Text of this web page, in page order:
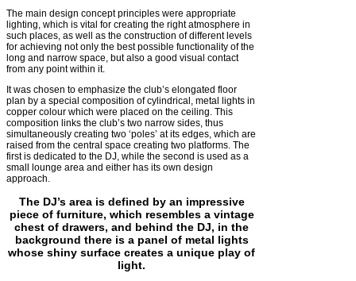
The main design concept principles were appropriate
lighting, which is vital for creating the right atmosphere in
such places, as well as the construction of different levels
for achieving not only the best possible functionality of the
long and narrow space, but also a good visual contact
from any point within it.
It was chosen to emphasize the club’s elongated floor
plan by a special composition of cylindrical, metal lights in
copper colour which were placed on the ceiling. This
composition links the club’s two narrow sides, thus
simultaneously creating two ‘poles’ at its edges, which are
raised from the central space creating two platforms. The
first is dedicated to the DJ, while the second is used as a
small lounge area and either has its own design
approach.
The DJ’s area is defined by an impressive
piece of furniture, which resembles a vintage
chest of drawers, and behind the DJ, in the
background there is a panel of metal lights
whose shiny surface creates a unique play of
light.